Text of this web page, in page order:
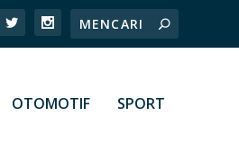
OTOMOTIF SPORT